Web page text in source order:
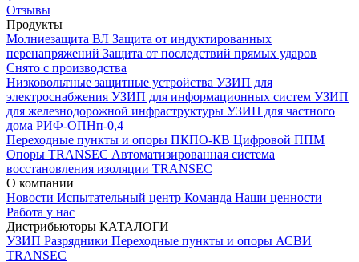
Отзывы
Продукты
Молниезащита ВЛ Защита от индуктированных
перенапряжений Защита от последствий прямых ударов
Снято с производства
Низковольтные защитные устройства УЗИП для
электроснабжения УЗИП для информационных систем УЗИП
для железнодорожной инфраструктуры УЗИП для частного
дома РИФ-ОПНп-0,4
Переходные пункты и опоры ПКПО-КВ Цифровой ППМ
Опоры TRANSEC Автоматизированная система
восстановления изоляции TRANSEC
О компании
Новости Испытательный центр Команда Наши ценности
Работа у нас
Дистрибьюторы КАТАЛОГИ
УЗИП Разрядники Переходные пункты и опоры АСВИ
TRANSEC